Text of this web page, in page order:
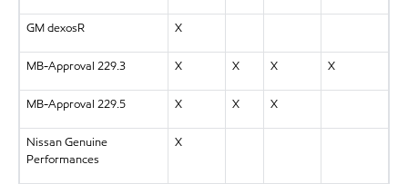
GM dexosR X
MB-Approval 229.3 X X X X
MB-Approval 229.5 X X X
Nissan Genuine
Performances
X